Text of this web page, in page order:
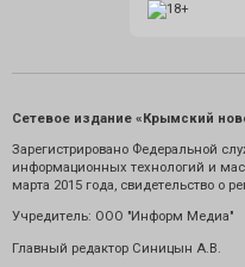
Сетевое издание «Крымский
Зарегистрировано Федеральной
информационных технологий и
марта 2015 года, свидетельство о
Учредитель: ООО "Информ Медиа"
Главный редактор Синицын А.В.